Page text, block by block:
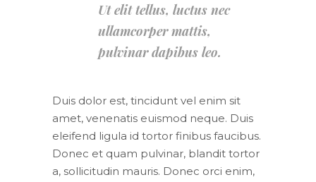
Ut elit tellus, luctus nec
ullamcorper mattis,
pulvinar dapibus leo.
Duis dolor est, tincidunt vel enim sit
amet, venenatis euismod neque. Duis
eleifend ligula id tortor finibus faucibus.
Donec et quam pulvinar, blandit tortor
a, sollicitudin mauris. Donec orci enim,